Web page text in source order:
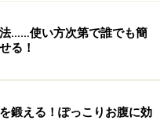
することがポイント。
て5分程度の休憩を入れ
セット数を上げていく
エットも成功しやすく
……使い方次第で誰でも簡
る！
鍛える！ぽっこりお腹に効